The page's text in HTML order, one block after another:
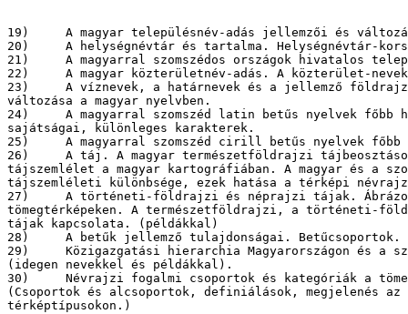
19)	A magyar településnév-adás jellemzői és változásai.
20)	A helységnévtár és tartalma. Helységnévtár-korszakok Magyarországon.
21)	A magyarral szomszédos országok hivatalos településnév adása.
22)	A magyar közterületnév-adás. A közterület-nevek ábrázolása.
23)	A víznevek, a határnevek és a jellemző földrajzi pontok neveinek
változása a magyar nyelvben.
24)	A magyarral szomszéd latin betűs nyelvek főbb helyesírási
sajátságai, különleges karakterek.
25)	A magyarral szomszéd cirill betűs nyelvek főbb helyesírási sajátságai
26)	A táj. A magyar természetföldrajzi tájbeosztások. Kettős
tájszemlélet a magyar kartográfiában. A magyar és a
tájszemléleti különbsége, ezek hatása a térképi
27)	A történeti-földrajzi és néprajzi tájak. Ábrázolásuk a
tömegtérképeken. A természetföldrajzi, a történeti-
tájak kapcsolata. (példákkal)
28)	A betűk jellemző tulajdonságai. Betűcsoportok.
29)	Közigazgatási hierarchia Magyarországon és a szomszéd országokban
(idegen nevekkel és példákkal).
30)	Névrajzi fogalmi csoportok és kategóriák a tömegtérképeken.
(Csoportok és alcsoportok, definiálások, megjelenés az
térképtípusokon.)